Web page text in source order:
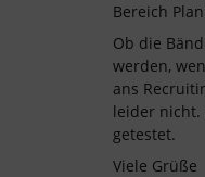
Bereich
Ob die
werden,
ans
leider nicht.
getestet.
Viele Grüße